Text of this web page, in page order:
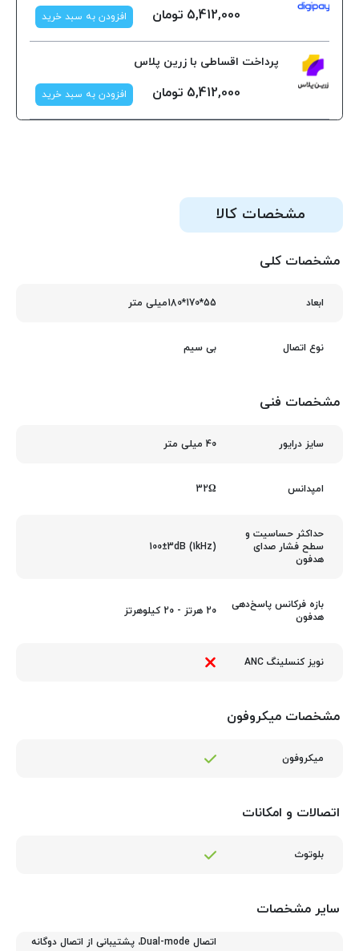
5,412,000 تومان افزودن به سبد خرید
پرداخت اقساطی با زرین پلاس
5,412,000 تومان افزودن به سبد خرید
مشخصات کالا
مشخصات کلی
ابعاد 55*170*180میلی متر
نوع اتصال بی سیم
مشخصات فنی
سایز درایور 40 میلی متر
امپدانس 32Ω
حداکثر حساسیت و
سطح فشار صدای
هدفون
100±3dB (1kHz)
بازه فرکانس پاسخ‌دهی
هدفون
20 هرتز - 20 کیلوهرتز
نویز کنسلینگ ANC
مشخصات میکروفون
میکروفون
اتصالات و امکانات
بلوتوث
سایر مشخصات
اتصال Dual-mode، پشتیبانی از اتصال دوگانه